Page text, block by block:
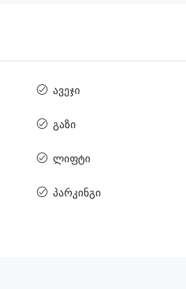
ავეჯი
გაზი
ლიფტი
პარკინგი